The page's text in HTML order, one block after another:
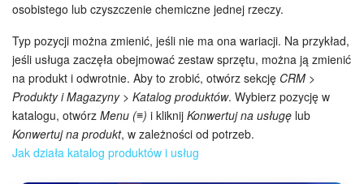
osobistego lub czyszczenie chemiczne jednej rzeczy.
Typ pozycji można zmienić, jeśli nie ma ona wariacji. Na przykład,
jeśli usługa zaczęła obejmować zestaw sprzętu, można ją zmienić
na produkt i odwrotnie. Aby to zrobić, otwórz sekcję CRM >
Produkty i Magazyny > Katalog produktów. Wybierz pozycję w
katalogu, otwórz Menu (≡) i kliknij Konwertuj na usługę lub
Konwertuj na produkt, w zależności od potrzeb.
Jak działa katalog produktów i usług